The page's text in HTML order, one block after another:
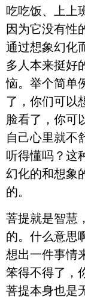
吃吃饭、上上
因为它没有性
通过想象幻化
多人本来挺好
恼。举个简单
了，你们可以
脸看了，你可
自己心里就不
听得懂吗？这
幻化的和想象
的。
菩提就是智慧
的。什么意思
想出一件事情
笨得不得了，
菩提本身也是